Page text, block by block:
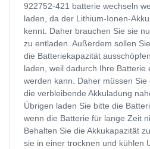
922752-421 batterie wechseln
laden, da der Lithium-Ionen-
kennt. Daher brauchen Sie sie
zu entladen. Außerdem sollen
die Batteriekapazität
laden, weil dadurch Ihre Batterie
werden kann. Daher müssen
die verbleibende Akkuladung
Übrigen laden Sie bitte die
wenn die Batterie für lange Zeit
Behalten Sie die Akkukapazität
sie in einer trocknen und kühlen